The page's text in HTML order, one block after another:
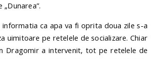
ca apa va fi oprita doua zile s-a
uimitoare pe retelele de socializare. Chiar
Dragomir a intervenit, tot pe retelele de